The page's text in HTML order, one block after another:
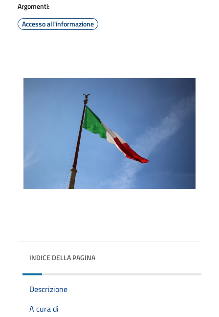
Argomenti:
Accesso all'informazione
INDICE DELLA PAGINA
Descrizione
A cura di